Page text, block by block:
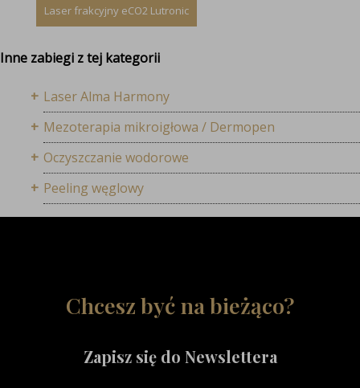
Laser frakcyjny eCO2 Lutronic
Inne zabiegi z tej kategorii
Laser Alma Harmony
Mezoterapia mikroigłowa / Dermopen
Oczyszczanie wodorowe
Peeling węglowy
Chcesz być na bieżąco?
Zapisz się do Newslettera